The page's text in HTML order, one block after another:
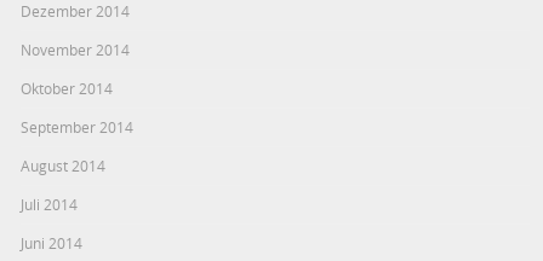
Dezember 2014
November 2014
Oktober 2014
September 2014
August 2014
Juli 2014
Juni 2014